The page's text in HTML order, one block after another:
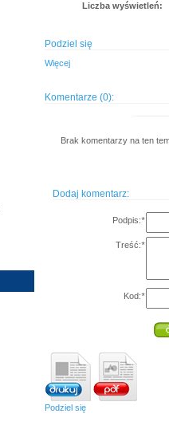
Liczba wyświetleń:
Podziel się
Więcej
Komentarze (0):
Brak komentarzy na ten
Dodaj komentarz:
Podpis:*
Treść:*
Kod:*
Podziel się